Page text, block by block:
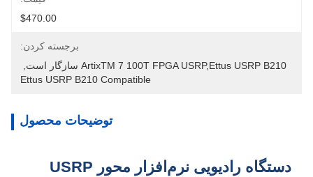
$470.00
برجسته کردن:
ArtixTM 7 100T FPGA USRP,Ettus USRP B210 سازگار است
Ettus USRP B210 Compatible
توضیحات محصول
دستگاه رادیویی نرم‌افزار محور USRP